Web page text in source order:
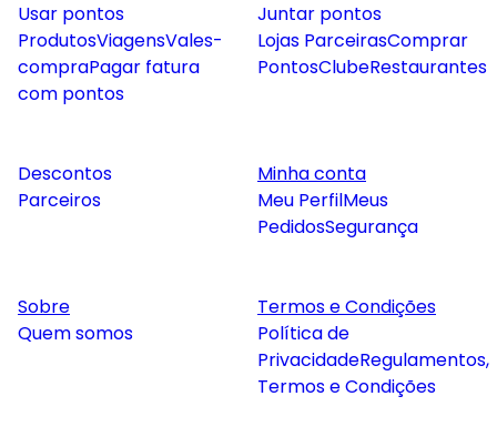
Usar pontos
ProdutosViagensVales-
compraPagar fatura
com pontos
Juntar pontos
Lojas ParceirasComprar
PontosClubeRestaurantes
Descontos
Parceiros
Minha conta
Meu PerfilMeus
PedidosSegurança
Sobre
Quem somos
Termos e Condições
Política de
PrivacidadeRegulamentos,
Termos e Condições